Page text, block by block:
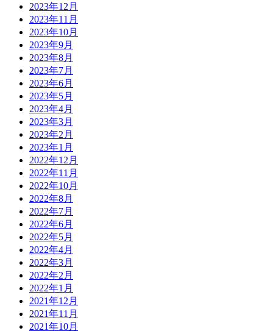
2023年12月
2023年11月
2023年10月
2023年9月
2023年8月
2023年7月
2023年6月
2023年5月
2023年4月
2023年3月
2023年2月
2023年1月
2022年12月
2022年11月
2022年10月
2022年8月
2022年7月
2022年6月
2022年5月
2022年4月
2022年3月
2022年2月
2022年1月
2021年12月
2021年11月
2021年10月